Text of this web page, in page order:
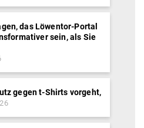
das Löwentor-Portal
sein, als Sie
gegen t-Shirts vorgeht,